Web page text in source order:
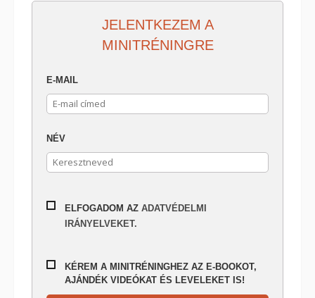
JELENTKEZEM A
MINITRÉNINGRE
E-MAIL
NÉV
ELFOGADOM AZ ADATVÉDELMI
IRÁNYELVEKET.
KÉREM A MINITRÉNINGHEZ AZ E-BOOKOT,
AJÁNDÉK VIDEÓKAT ÉS LEVELEKET IS!